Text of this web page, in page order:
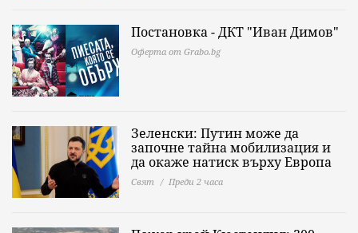
Постановка - ДКТ "Иван Димов"
Оферта от Grabo.bg
Зеленски: Путин може да
започне тайна мобилизация и
да окаже натиск върху Европа
Свят Преди 2 часа